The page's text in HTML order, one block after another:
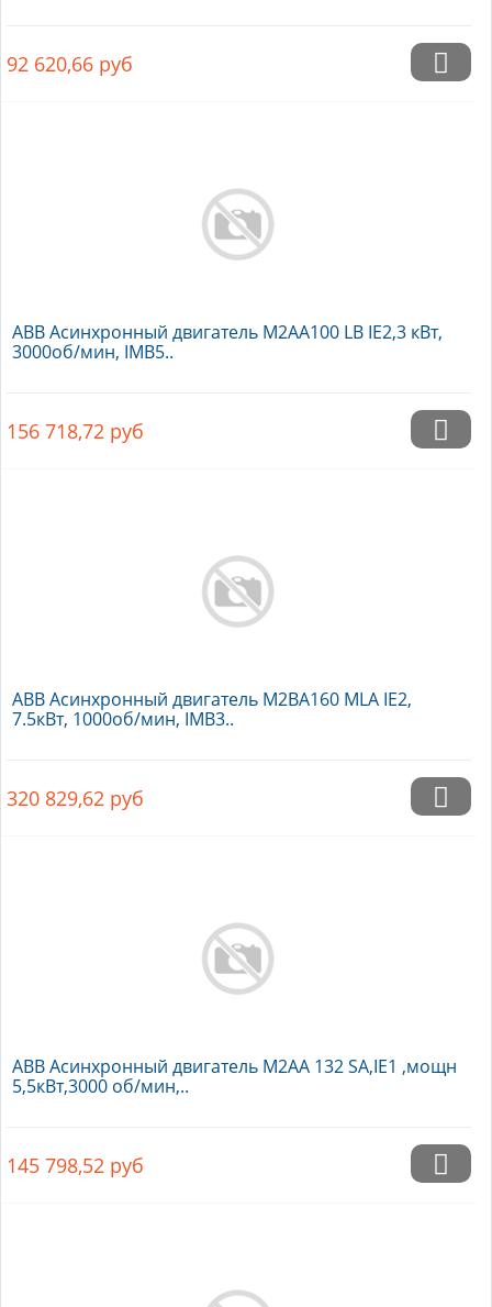
92 620,66 руб
ABB Асинхронный двигатель M2AA100 LB IE2,3 кВт,
3000об/мин, IMB5..
156 718,72 руб
ABB Асинхронный двигатель M2BA160 MLA IE2,
7.5кВт, 1000об/мин, IMB3..
320 829,62 руб
ABB Асинхронный двигатель M2AA 132 SA,IE1 ,мощн
5,5кВт,3000 об/мин,..
145 798,52 руб